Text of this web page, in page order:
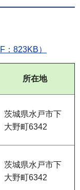
823KB）
所在地
茨城県水戸市下
大野町6342
茨城県水戸市下
大野町6342